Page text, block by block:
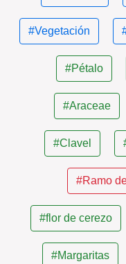
#Vegetación
#Pétalo
#Araceae
#Clavel
#Ramo
#flor de cerezo
#Margaritas